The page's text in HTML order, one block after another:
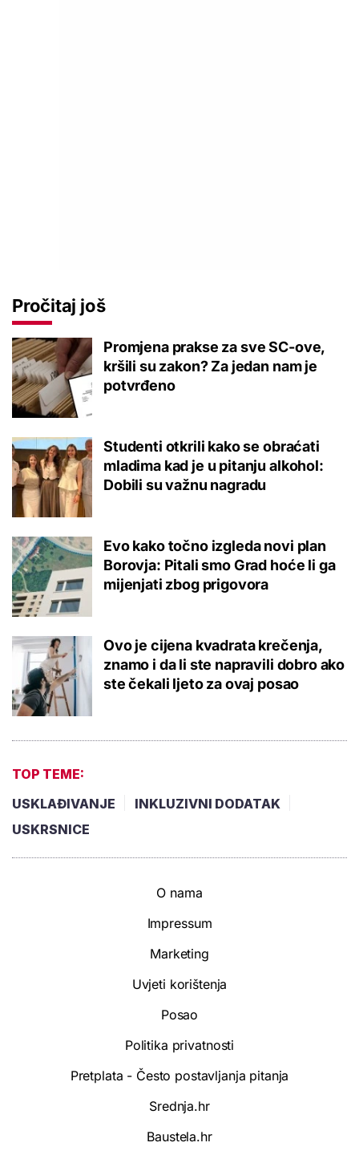
Pročitaj još
Promjena prakse za sve SC-ove,
kršili su zakon? Za jedan nam je
potvrđeno
Studenti otkrili kako se obraćati
mladima kad je u pitanju alkohol:
Dobili su važnu nagradu
Evo kako točno izgleda novi plan
Borovja: Pitali smo Grad hoće li ga
mijenjati zbog prigovora
Ovo je cijena kvadrata krečenja,
znamo i da li ste napravili dobro ako
ste čekali ljeto za ovaj posao
TOP TEME:
USKLAĐIVANJE
INKLUZIVNI DODATAK
USKRSNICE
O nama
Impressum
Marketing
Uvjeti korištenja
Posao
Politika privatnosti
Pretplata - Često postavljanja pitanja
Srednja.hr
Baustela.hr